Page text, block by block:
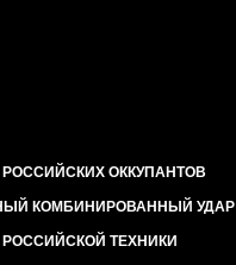
ОККУПАНТОВ
КОМБИНИРОВАННЫЙ УДАР
ТЕХНИКИ